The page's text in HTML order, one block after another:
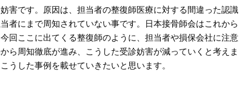
害です。原因は、担当者の整復師医療に対する間違った認識
者にまで周知されていない事です。日本接骨師会はこれから
回ここに出てくる整復師のように、担当者や損保会社に注意
ら周知徹底が進み、こうした受診妨害が減っていくと考えま
うした事例を載せていきたいと思います。